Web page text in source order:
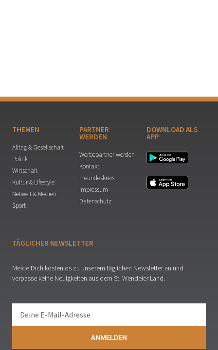
THEMEN
Alltag & Gesellschaft
Politik
Wirtschaft
Kultur & Lifestyle
Netwelt & Medien
Sport
PARTNER
WERDEN
Werbepartner werden
Kontakt
Freundeskreis
Impressum
Datenschutz
DOWNLOAD ALS
APP
TÄGLICHER NEWSLETTER
Melde Dich kostenlos zu unserem täglichen Newsletter an und
verpasse keine Neuigkeiten aus dem St. Wendeler Land.
ANMELDEN